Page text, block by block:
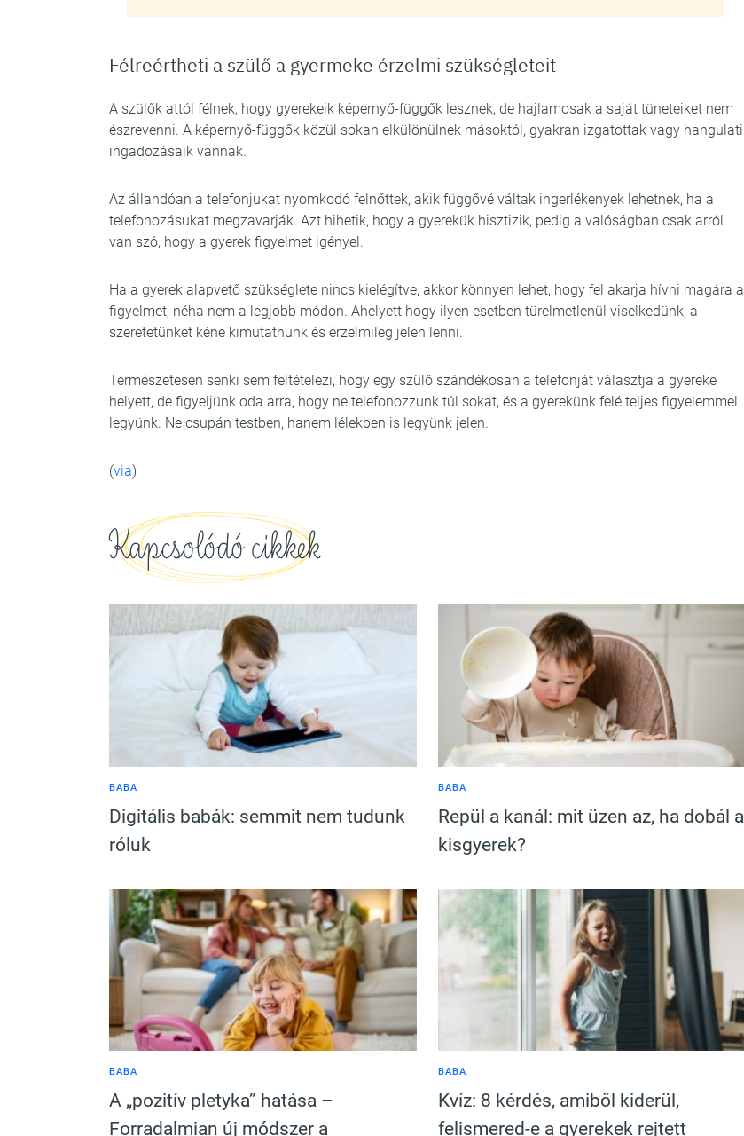
Félreértheti a szülő a gyermeke érzelmi szükségleteit
A szülők attól félnek, hogy gyerekeik képernyő-függők lesznek, de hajlamosak a saját tüneteiket nem
észrevenni. A képernyő-függők közül sokan elkülönülnek másoktól, gyakran izgatottak vagy hangulati
ingadozásaik vannak.
Az állandóan a telefonjukat nyomkodó felnőttek, akik függővé váltak ingerlékenyek lehetnek, ha a
telefonozásukat megzavarják. Azt hihetik, hogy a gyerekük hisztizik, pedig a valóságban csak arról
van szó, hogy a gyerek figyelmet igényel.
Ha a gyerek alapvető szükséglete nincs kielégítve, akkor könnyen lehet, hogy fel akarja hívni magára a
figyelmet, néha nem a legjobb módon. Ahelyett hogy ilyen esetben türelmetlenül viselkedünk, a
szeretetünket kéne kimutatnunk és érzelmileg jelen lenni.
Természetesen senki sem feltételezi, hogy egy szülő szándékosan a telefonját választja a gyereke
helyett, de figyeljünk oda arra, hogy ne telefonozzunk túl sokat, és a gyerekünk felé teljes figyelemmel
legyünk. Ne csupán testben, hanem lélekben is legyünk jelen.
(via)
Kapcsolódó cikkek
BABA
Digitális babák: semmit nem tudunk
róluk
BABA
Repül a kanál: mit üzen az, ha dobál a
kisgyerek?
BABA
A „pozitív pletyka” hatása –
Forradalmian új módszer a
BABA
Kvíz: 8 kérdés, amiből kiderül,
felismered-e a gyerekek rejtett